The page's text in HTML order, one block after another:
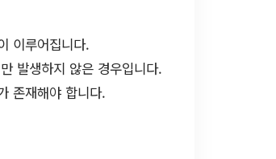
이루어집니다.
발생하지 않은 경우입니다.
존재해야 합니다.